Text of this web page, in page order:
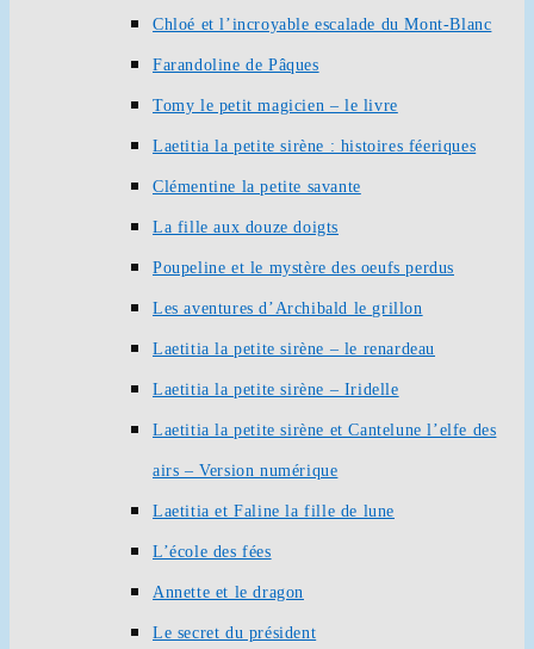
Chloé et l’incroyable escalade du Mont-Blanc
Farandoline de Pâques
Tomy le petit magicien – le livre
Laetitia la petite sirène : histoires féeriques
Clémentine la petite savante
La fille aux douze doigts
Poupeline et le mystère des oeufs perdus
Les aventures d’Archibald le grillon
Laetitia la petite sirène – le renardeau
Laetitia la petite sirène – Iridelle
Laetitia la petite sirène et Cantelune l’elfe des
airs – Version numérique
Laetitia et Faline la fille de lune
L’école des fées
Annette et le dragon
Le secret du président